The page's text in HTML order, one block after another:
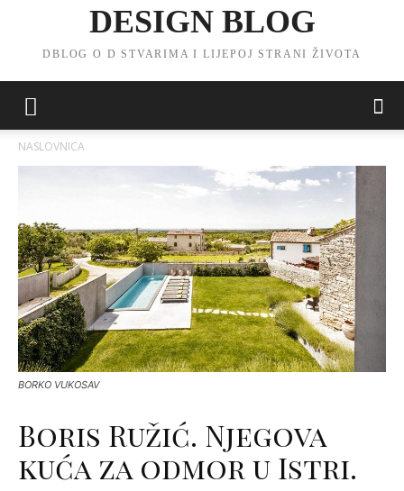
DESIGN BLOG
DBLOG O D STVARIMA I LIJEPOJ STRANI ŽIVOTA
NASLOVNICA
BORKO VUKOSAV
Boris Ružić. Njegova
kuća za odmor u Istri.